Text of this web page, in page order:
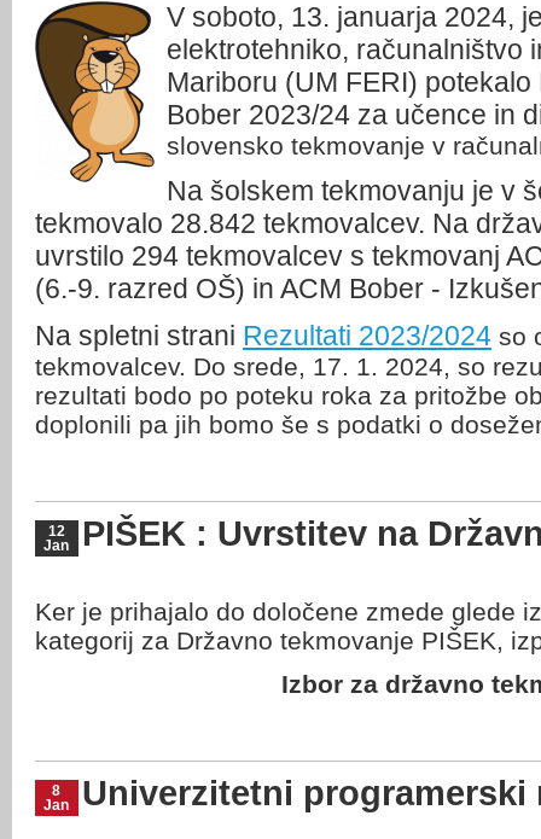
V soboto, 13. januarja 2024,
elektrotehniko, računalništvo
Mariboru (UM FERI)
Bober 2023/24 za učence in
slovensko tekmovanje v
Na šolskem tekmovanju je v
tekmovalo 28.842 tekmovalcev. Na
uvrstilo 294 tekmovalcev s tekmovanj
(6.-9. razred OŠ) in ACM Bober -
Na spletni strani Rezultati 2023/2024 so
tekmovalcev. Do srede, 17. 1. 2024, so
rezultati bodo po poteku roka za pritožbe
doplonili pa jih bomo še s podatki o
12
Jan
PIŠEK : Uvrstitev na
Ker je prihajalo do določene zmede glede
kategorij za Državno tekmovanje PIŠEK,
Izbor za državno
8
Jan
Univerzitetni programerski